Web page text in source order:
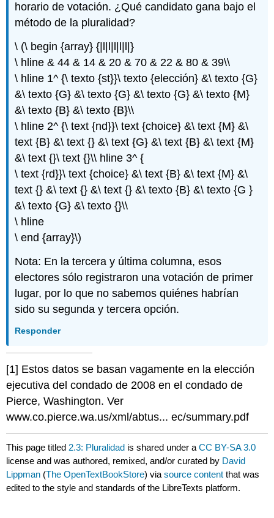
horario de votación. ¿Qué candidato gana bajo el
método de la pluralidad?
\ (\ begin {array} {|l|l|l|l|l|}
\ hline & 44 & 14 & 20 & 70 & 22 & 80 & 39\\
\ hline 1^ {\ texto {st}}\ texto {elección} &\ texto {G}
&\ texto {G} &\ texto {G} &\ texto {G} &\ texto {M}
&\ texto {B} &\ texto {B}\\
\ hline 2^ {\ text {nd}}\ text {choice} &\ text {M} &\
text {B} &\ text {} &\ text {G} &\ text {B} &\ text {M}
&\ text {}\ text {}\\ hline 3^ {
\ text {rd}}\ text {choice} &\ text {B} &\ text {M} &\
text {} &\ text {} &\ text {} &\ texto {B} &\ texto {G }
&\ texto {G} &\ texto {}\\
\ hline
\ end {array}\)
Nota: En la tercera y última columna, esos
electores sólo registraron una votación de primer
lugar, por lo que no sabemos quiénes habrían
sido su segunda y tercera opción.
Responder
[1] Estos datos se basan vagamente en la elección
ejecutiva del condado de 2008 en el condado de
Pierce, Washington. Ver
www.co.pierce.wa.us/xml/abtus... ec/summary.pdf
This page titled2.3: Pluralidad is shared under aCC BY-SA 3.0
license and was authored, remixed, and/or curated by David
Lippman (The OpenTextBookStore) viasource content that was
edited to the style and standards of the LibreTexts platform.